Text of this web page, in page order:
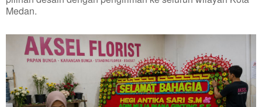
Medan.